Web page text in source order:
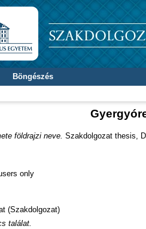
Böngészés
földrajzi neve. Szakdolgozat thesis,
only
(Szakdolgozat)
találat.